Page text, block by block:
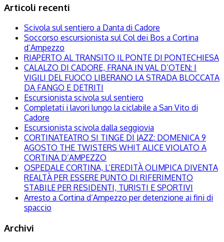
Articoli recenti
Scivola sul sentiero a Danta di Cadore
Soccorso escursionista sul Col dei Bos a Cortina
d’Ampezzo
RIAPERTO AL TRANSITO IL PONTE DI PONTECHIESA
CALALZO DI CADORE, FRANA IN VAL D’OTEN: I
VIGILI DEL FUOCO LIBERANO LA STRADA BLOCCATA
DA FANGO E DETRITI
Escursionista scivola sul sentiero
Completati i lavori lungo la ciclabile a San Vito di
Cadore
Escursionista scivola dalla seggiovia
CORTINATEATRO SI TINGE DI JAZZ: DOMENICA 9
AGOSTO THE TWISTERS WHIT ALICE VIOLATO A
CORTINA D’AMPEZZO
OSPEDALE CORTINA, L’EREDITÀ OLIMPICA DIVENTA
REALTÀ PER ESSERE PUNTO DI RIFERIMENTO
STABILE PER RESIDENTI, TURISTI E SPORTIVI
Arresto a Cortina d’Ampezzo per detenzione ai fini di
spaccio
Archivi